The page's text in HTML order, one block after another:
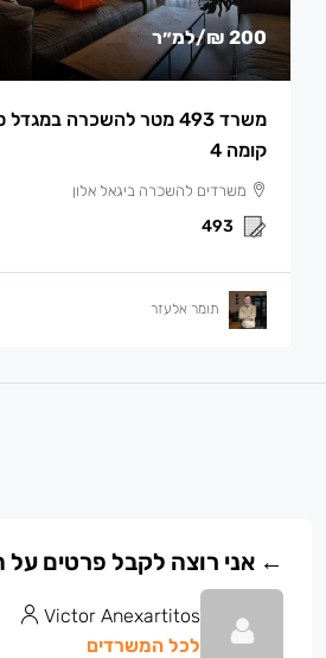
200 ₪ /למ״ר
משרד 493 מטר להשכרה
קומה 4
משרדים להשכרה ביגאל אלון
493
תומר אלעזר
Victor Anexartitos
לכל המשרדים